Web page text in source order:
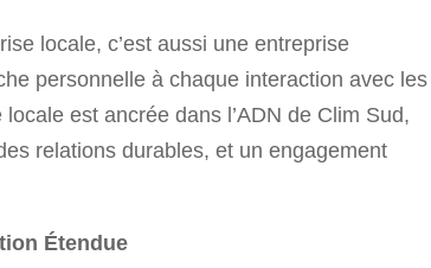
locale, c’est aussi une entreprise
personnelle à chaque interaction avec les
est ancrée dans l’ADN de Clim Sud,
relations durables, et un engagement
Étendue